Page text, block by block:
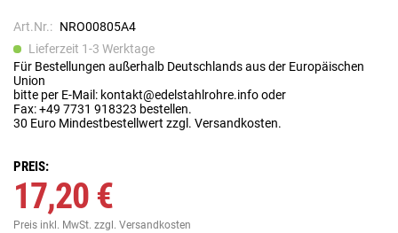
Art.Nr.: NRO00805A4
Lieferzeit 1-3 Werktage
Für Bestellungen außerhalb Deutschlands aus der Europäischen
Union
bitte per E-Mail: kontakt@edelstahlrohre.info oder
Fax: +49 7731 918323 bestellen.
30 Euro Mindestbestellwert zzgl. Versandkosten.
PREIS:
17,20 €
Preis inkl. MwSt. zzgl. Versandkosten